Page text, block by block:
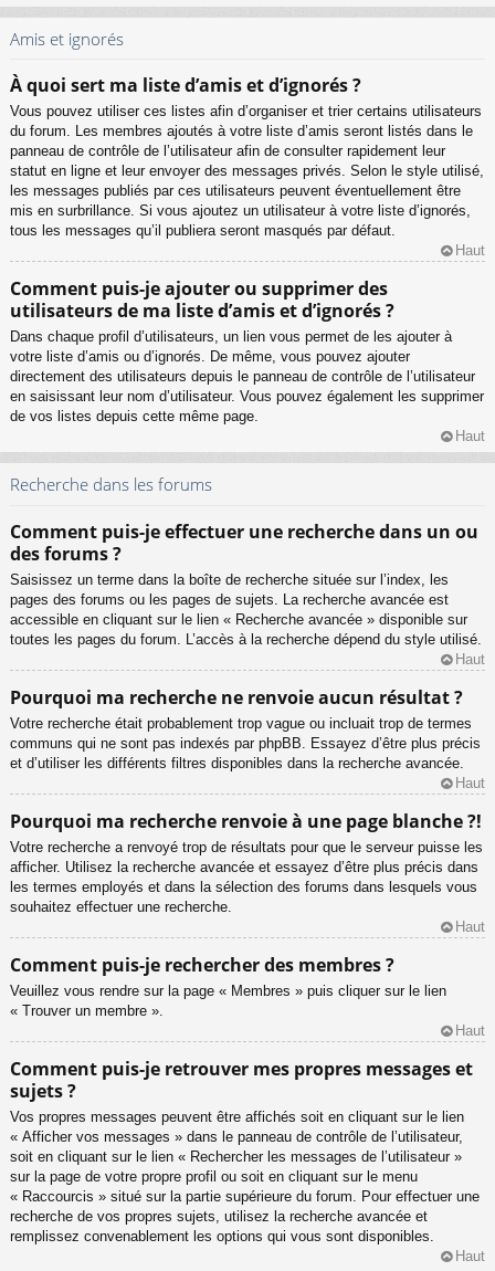
Amis et ignorés
À quoi sert ma liste d’amis et d’ignorés ?
Vous pouvez utiliser ces listes afin d’organiser et trier certains utilisateurs
du forum. Les membres ajoutés à votre liste d’amis seront listés dans le
panneau de contrôle de l’utilisateur afin de consulter rapidement leur
statut en ligne et leur envoyer des messages privés. Selon le style utilisé,
les messages publiés par ces utilisateurs peuvent éventuellement être
mis en surbrillance. Si vous ajoutez un utilisateur à votre liste d’ignorés,
tous les messages qu’il publiera seront masqués par défaut.
Haut
Comment puis-je ajouter ou supprimer des
utilisateurs de ma liste d’amis et d’ignorés ?
Dans chaque profil d’utilisateurs, un lien vous permet de les ajouter à
votre liste d’amis ou d’ignorés. De même, vous pouvez ajouter
directement des utilisateurs depuis le panneau de contrôle de l’utilisateur
en saisissant leur nom d’utilisateur. Vous pouvez également les supprimer
de vos listes depuis cette même page.
Haut
Recherche dans les forums
Comment puis-je effectuer une recherche dans un ou
des forums ?
Saisissez un terme dans la boîte de recherche située sur l’index, les
pages des forums ou les pages de sujets. La recherche avancée est
accessible en cliquant sur le lien « Recherche avancée » disponible sur
toutes les pages du forum. L’accès à la recherche dépend du style utilisé.
Haut
Pourquoi ma recherche ne renvoie aucun résultat ?
Votre recherche était probablement trop vague ou incluait trop de termes
communs qui ne sont pas indexés par phpBB. Essayez d’être plus précis
et d’utiliser les différents filtres disponibles dans la recherche avancée.
Haut
Pourquoi ma recherche renvoie à une page blanche ?!
Votre recherche a renvoyé trop de résultats pour que le serveur puisse les
afficher. Utilisez la recherche avancée et essayez d’être plus précis dans
les termes employés et dans la sélection des forums dans lesquels vous
souhaitez effectuer une recherche.
Haut
Comment puis-je rechercher des membres ?
Veuillez vous rendre sur la page « Membres » puis cliquer sur le lien
« Trouver un membre ».
Haut
Comment puis-je retrouver mes propres messages et
sujets ?
Vos propres messages peuvent être affichés soit en cliquant sur le lien
« Afficher vos messages » dans le panneau de contrôle de l’utilisateur,
soit en cliquant sur le lien « Rechercher les messages de l’utilisateur »
sur la page de votre propre profil ou soit en cliquant sur le menu
« Raccourcis » situé sur la partie supérieure du forum. Pour effectuer une
recherche de vos propres sujets, utilisez la recherche avancée et
remplissez convenablement les options qui vous sont disponibles.
Haut